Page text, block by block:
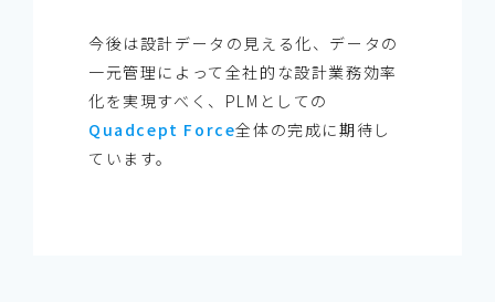
今後は設計データの見える化、データの
一元管理によって全社的な設計業務効率
化を実現すべく、PLMとしての
Quadcept Force全体の完成に期待し
ています。